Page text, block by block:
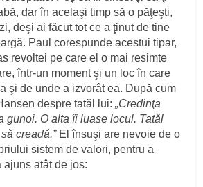
dar în acelaşi timp să o păţeşti,
deşi ai făcut tot ce a ţinut de tine
Paul corespunde acestui tipar,
revoltei pe care el o mai resimte
într-un moment şi un loc în care
şi de unde a izvorât ea. După cum
despre tatăl lui:„Credinţa
gunoi. O alta îi luase locul. Tatăl
creadă.”El însuşi are nevoie de o
sistem de valori, pentru a
ajuns atât de jos: